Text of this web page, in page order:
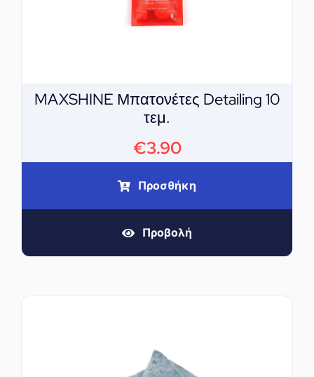
MAXSHINE Μπατονέτες Detailing 10
τεμ.
€3.90
Προσθήκη
Προβολή